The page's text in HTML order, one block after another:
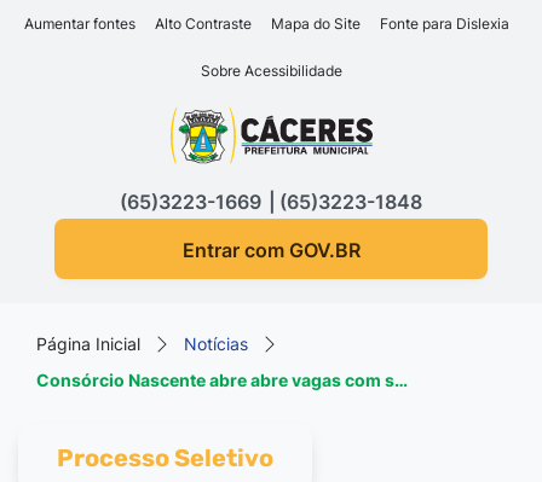
Seção de atalhos e links
Ir para o conteúdo [alt+1]
Ir para o rodapé [alt+4]
Aumentar fontes Alto Contraste Mapa do Site Fonte para Dislexia
Sobre Acessibilidade
Seção do menu principal
(65)3223-1669
(65)3223-1848
Entrar com GOV.BR
Página Inicial
Notícias
Consórcio Nascente abre abre vagas com s…
Processo Seletivo